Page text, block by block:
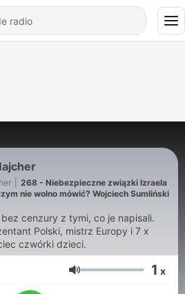
268 - Niebezpieczne związki Izraela
nie wolno mówić? Wojciech Sumliński
cenzury z tymi, co je napisali.
Polski, mistrz Europy i 7 x
czwórki dzieci.
Volum 1 x